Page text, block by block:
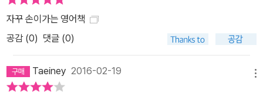
자꾸 손이가는 영어책
공감 (0) 댓글 (0)
Taeiney 2016-02-19